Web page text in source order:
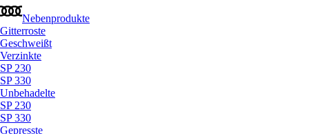
Nebenprodukte
Gitterroste
Geschweißt
Verzinkte
SP 230
SP 330
Unbehadelte
SP 230
SP 330
Gepresste